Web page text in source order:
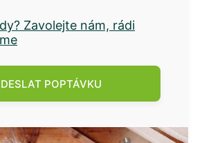
Zavolejte nám, rádi